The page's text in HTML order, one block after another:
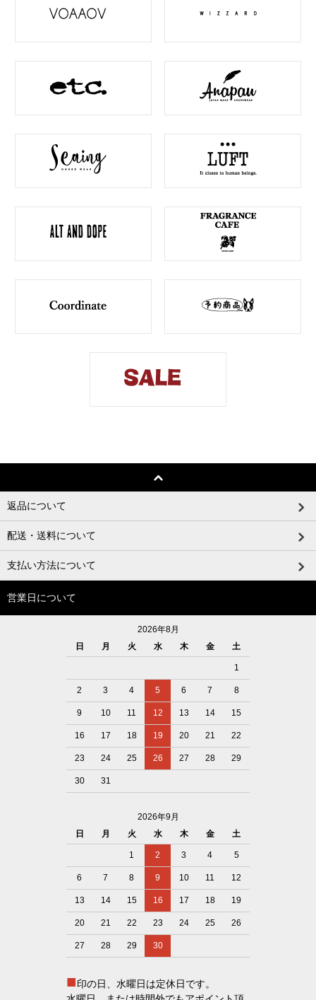
返品について
配送・送料について
支払い方法について
営業日について
2026年8月
日
月 火 水 木 金 土
1
2 3 4 5 6 7 8
9 10 11 12 13 14 15
16 17 18 19 20 21 22
23 24 25 26 27 28 29
30 31
2026年9月
日
月 火 水 木 金 土
1 2 3 4 5
6 7 8 9 10 11 12
13 14 15 16 17 18 19
20 21 22 23 24 25 26
27 28 29 30
■印の日、水曜日は定休日です。